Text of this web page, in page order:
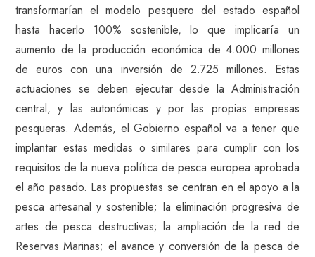
transformarían el modelo pesquero del estado español
hasta hacerlo 100% sostenible, lo que implicaría un
aumento de la producción económica de 4.000 millones
de euros con una inversión de 2.725 millones. Estas
actuaciones se deben ejecutar desde la Administración
central, y las autonómicas y por las propias empresas
pesqueras. Además, el Gobierno español va a tener que
implantar estas medidas o similares para cumplir con los
requisitos de la nueva política de pesca europea aprobada
el año pasado. Las propuestas se centran en el apoyo a la
pesca artesanal y sostenible; la eliminación progresiva de
artes de pesca destructivas; la ampliación de la red de
Reservas Marinas; el avance y conversión de la pesca de